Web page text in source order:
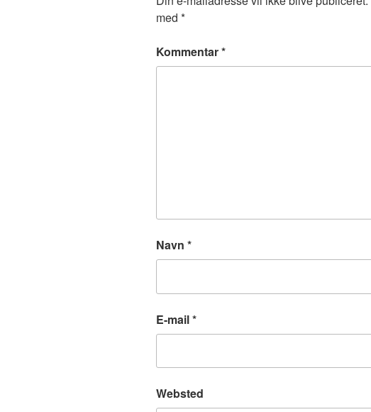
med *
Kommentar*
Navn *
E-mail*
Websted